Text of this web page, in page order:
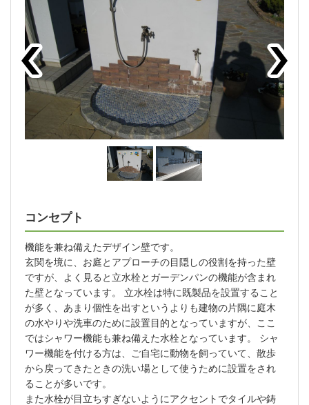
コンセプト
機能を兼ね備えたデザイン壁です。
玄関を境に、お庭とアプローチの目隠しの役割を持った壁
ですが、よく見ると立水栓とガーデンパンの機能が含まれ
た壁となっています。 立水栓は特に既製品を設置すること
が多く、あまり個性を出すというよりも建物の片隅に庭木
の水やりや洗車のために設置目的となっていますが、ここ
ではシャワー機能も兼ね備えた水栓となっています。 シャ
ワー機能を付ける方は、ご自宅に動物を飼っていて、散歩
から戻ってきたときの洗い場として使うために設置をされ
ることが多いです。
また水栓が目立ちすぎないようにアクセントでタイルや鋳